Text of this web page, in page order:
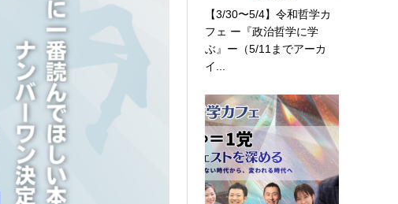
【3/30〜5/4】令和哲学カ
フェ ー『政治哲学に学
ぶ』ー（5/11までアーカ
イ...